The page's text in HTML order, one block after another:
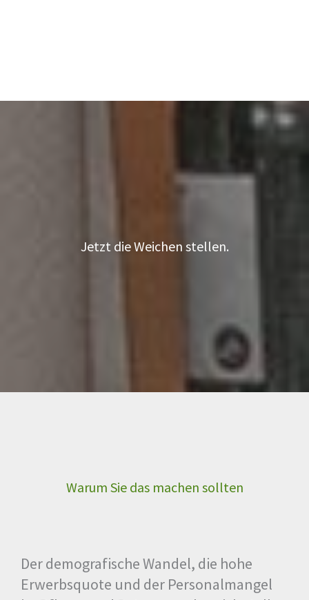
Jetzt die Weichen stellen.
Warum Sie das machen sollten
Der demografische Wandel, die hohe
Erwerbsquote und der Personalmangel